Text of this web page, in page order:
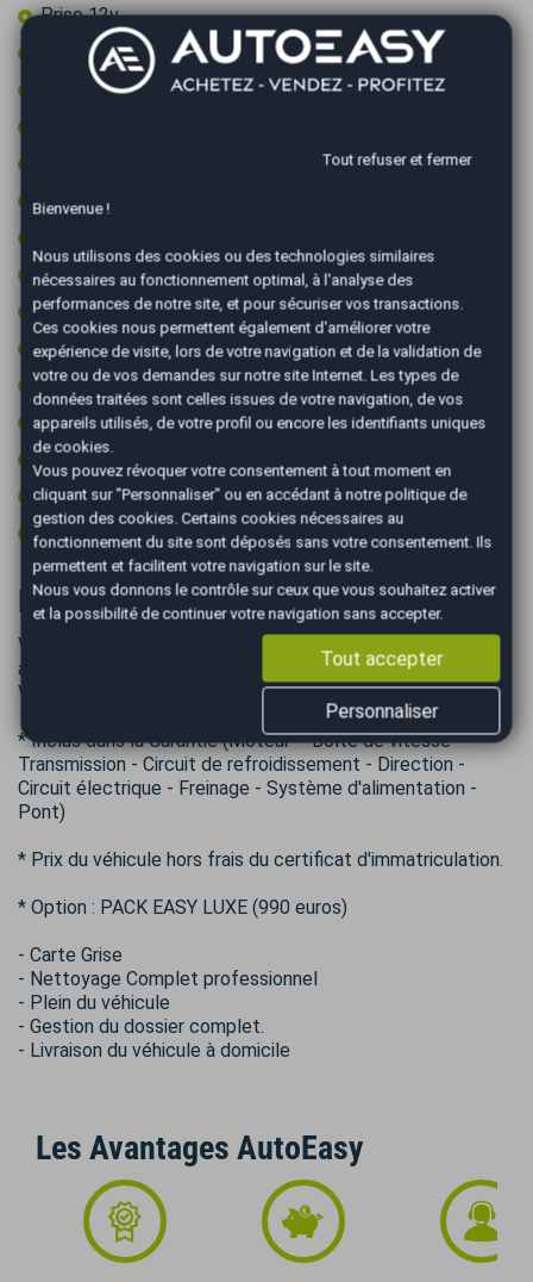
Prise 12v
Prise audio USB
Radar arrière de détection d'obstacles
Reconnaissance des panneaux de signalisation
Régulateur de vitesse
Retroviseur intérieur électrochrome
Rétroviseurs électriques
Rétroviseurs rabattables électriquement
Start & Stop
Système de caméras 360°
Système de détection d'obstacles
Volant cuir
Volant multifonctions
Informations complémentaires
Véhicule visible UNIQUEMENT sur RDV
avec votre conseiller commercial Paul Bentolila
Véhicule en très bon état
* Inclus dans la Garantie (Moteur – Boîte de vitesse –
Transmission - Circuit de refroidissement - Direction -
Circuit électrique - Freinage - Système d'alimentation -
Pont)
* Prix du véhicule hors frais du certificat d'immatriculation.
* Option : PACK EASY LUXE (990 euros)
- Carte Grise
- Nettoyage Complet professionnel
- Plein du véhicule
- Gestion du dossier complet.
- Livraison du véhicule à domicile
Les Avantages AutoEasy
Tout refuser et fermer
Bienvenue !
Nous utilisons des cookies ou des technologies similaires
nécessaires au fonctionnement optimal, à l'analyse des
performances de notre site, et pour sécuriser vos transactions.
Ces cookies nous permettent également d'améliorer votre
expérience de visite, lors de votre navigation et de la validation de
votre ou de vos demandes sur notre site Internet. Les types de
données traitées sont celles issues de votre navigation, de vos
appareils utilisés, de votre profil ou encore les identifiants uniques
de cookies.
Vous pouvez révoquer votre consentement à tout moment en
cliquant sur "Personnaliser" ou en accédant à notre politique de
gestion des cookies. Certains cookies nécessaires au
fonctionnement du site sont déposés sans votre consentement. Ils
permettent et facilitent votre navigation sur le site.
Nous vous donnons le contrôle sur ceux que vous souhaitez activer
et la possibilité de continuer votre navigation sans accepter.
Tout accepter
Personnaliser